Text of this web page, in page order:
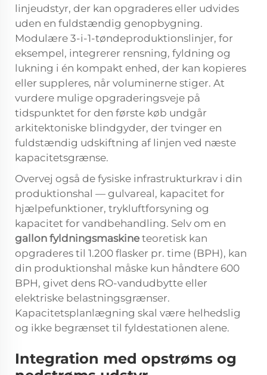
linjeudstyr, der kan opgraderes eller udvides
uden en fuldstændig genopbygning.
Modulære 3-i-1-tøndeproduktionslinjer, for
eksempel, integrerer rensning, fyldning og
lukning i én kompakt enhed, der kan kopieres
eller suppleres, når voluminerne stiger. At
vurdere mulige opgraderingsveje på
tidspunktet for den første køb undgår
arkitektoniske blindgyder, der tvinger en
fuldstændig udskiftning af linjen ved næste
kapacitetsgrænse.
Overvej også de fysiske infrastrukturkrav i din
produktionshal — gulvareal, kapacitet for
hjælpefunktioner, trykluftforsyning og
kapacitet for vandbehandling. Selv om en
gallon fyldningsmaskine teoretisk kan
opgraderes til 1.200 flasker pr. time (BPH), kan
din produktionshal måske kun håndtere 600
BPH, givet dens RO-vandudbytte eller
elektriske belastningsgrænser.
Kapacitetsplanlægning skal være helhedslig
og ikke begrænset til fyldestationen alene.
Integration med opstrøms og